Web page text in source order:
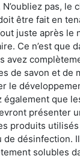
pas, le
être fait en
juste après le
Ce n’est que
avez
de savon et de
le
également que
présenter
produits
de désinfection.
solubles